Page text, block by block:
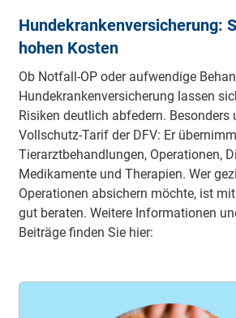
Hundekrankenversicherung:
hohen Kosten
Ob Notfall-OP oder aufwendige
Hundekrankenversicherung lassen
Risiken deutlich abfedern. Besonders
Vollschutz-Tarif der DFV: Er
Tierarztbehandlungen, Operationen,
Medikamente und Therapien. Wer
Operationen absichern möchte, ist
gut beraten. Weitere Informationen
Beiträge finden Sie hier: